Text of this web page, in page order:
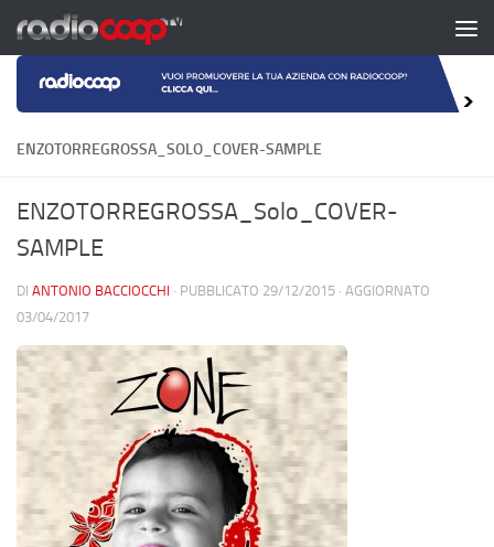
Salta al contenuto
ENZOTORREGROSSA_SOLO_COVER-SAMPLE
ENZOTORREGROSSA_Solo_COVER-
SAMPLE
DI ANTONIO BACCIOCCHI · PUBBLICATO 29/12/2015 · AGGIORNATO
03/04/2017